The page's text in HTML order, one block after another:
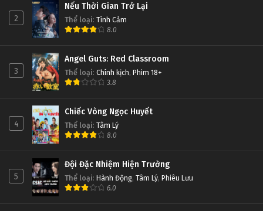
2
Nếu Thời Gian Trở Lại
Thể loại: Tình Cảm
8.0
3
Angel Guts: Red Classroom
Thể loại: Chính kịch, Phim 18+
3.8
4
Chiếc Vòng Ngọc Huyết
Thể loại: Tâm Lý
8.0
5
Đội Đặc Nhiệm Hiện Trường
Thể loại: Hành Động, Tâm Lý, Phiêu Lưu
6.0